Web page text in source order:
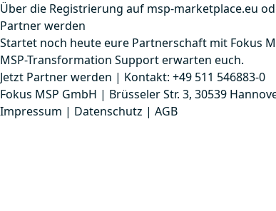
Über die Registrierung auf msp-marketplace.eu
Partner werden
Startet noch heute eure Partnerschaft mit Fokus
MSP-Transformation Support erwarten euch.
Jetzt Partner werden | Kontakt: +49 511 546883-0
Fokus MSP GmbH | Brüsseler Str. 3, 30539
Impressum | Datenschutz | AGB